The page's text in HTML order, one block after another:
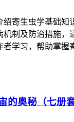
绍寄生虫学基础知
机制及防治措施，
者学习，帮助掌握
的奥秘（七册